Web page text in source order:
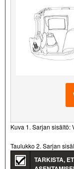
Kuva 1. Sarjan sisältö:
Taulukko 2. Sarjan
TARKISTA,